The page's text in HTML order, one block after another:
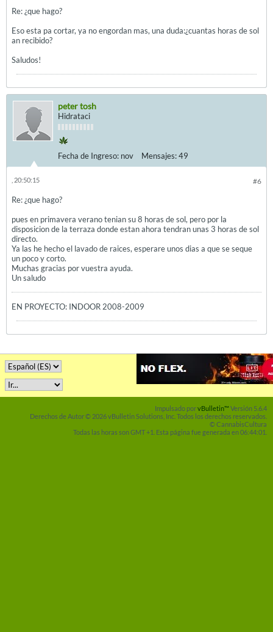
Re: ¿que hago?
Eso esta pa cortar, ya no engordan mas, una duda:¿cuantas horas de sol
an recibido?
Saludos!
peter tosh
Hidrataci
Fecha de Ingreso: nov Mensajes:49
#6
, 20:50:15
Re: ¿que hago?
pues en primavera verano tenian su 8 horas de sol, pero por la
disposicion de la terraza donde estan ahora tendran unas 3 horas de sol
directo.
Ya las he hecho el lavado de raices, esperare unos dias a que se seque
un poco y corto.
Muchas gracias por vuestra ayuda.
Un saludo
EN PROYECTO: INDOOR 2008-2009
Impulsado porvBulletin™Versión 5.6.4
Derechos de Autor © 2026 vBulletin Solutions, Inc. Todos los derechos reservados.
© CannabisCultura
Todas las horas son GMT +1. Esta página fue generada en 06:44:01.